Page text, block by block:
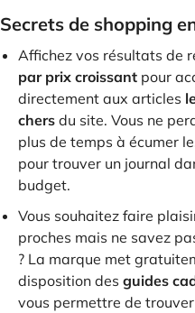
Secrets de shopping
Affichez vos résultats de
par prix croissant pour
directement aux articles
chers du site. Vous ne
plus de temps à écumer
pour trouver un journal
budget.
Vous souhaitez faire
proches mais ne savez
? La marque met
disposition des guides
vous permettre de